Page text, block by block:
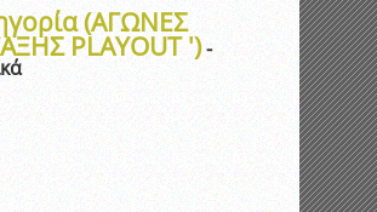
(ΑΓΩΝΕΣ
PLAYOUT ')-